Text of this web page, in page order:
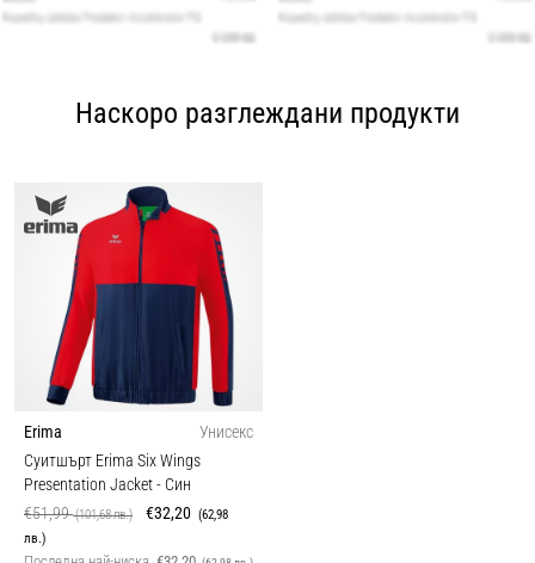
Наскоро разглеждани продукти
Erima
Унисекс
Суитшърт Erima Six Wings
Presentation Jacket- Син
€51,99(101,68 лв.) €32,20 (62,98
лв.)